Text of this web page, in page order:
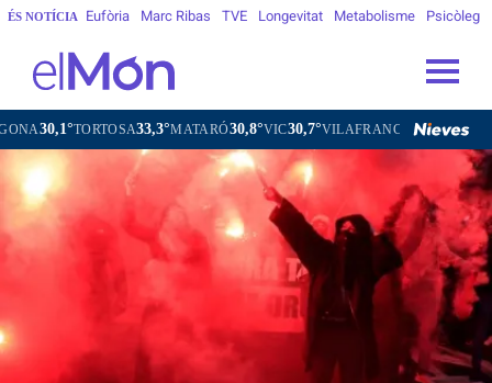
ÉS NOTÍCIA Eufòria Marc Ribas TVE Longevitat Metabolisme Psicòleg
TORTOSA33,3°MATARÓ30,8°VIC30,7°VILAFRANCA DEL PENEDÈS31,2°